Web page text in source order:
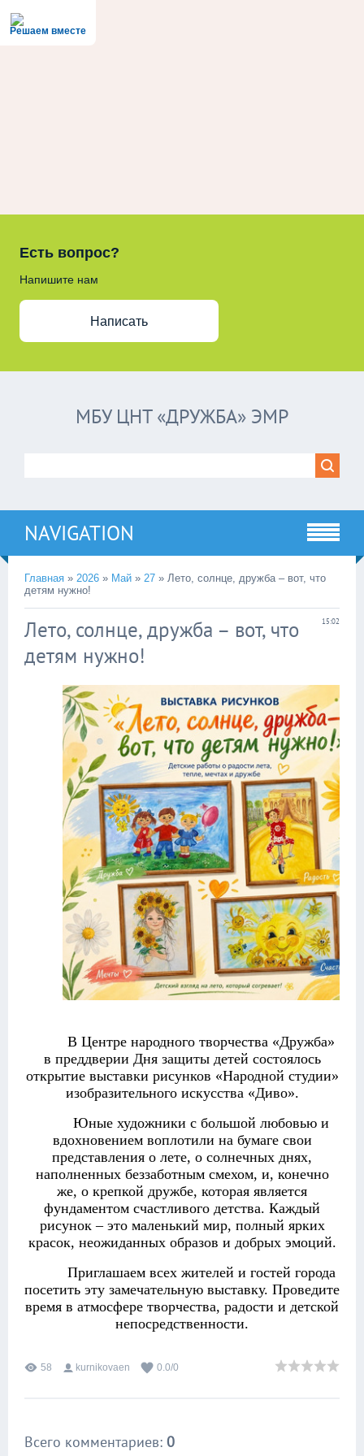
Решаем вместе
Есть вопрос?
Напишите нам
Написать
МБУ ЦНТ «ДРУЖБА» ЭМР
NAVIGATION
Главная » 2026 » Май » 27 » Лето, солнце, дружба – вот, что
детям нужно!
15:02
Лето, солнце, дружба – вот, что
детям нужно!
В Центре народного творчества «Дружба»
в преддверии Дня защиты детей состоялось
открытие выставки рисунков «Народной студии»
изобразительного искусства «Диво».
Юные художники с большой любовью и
вдохновением воплотили на бумаге свои
представления о лете, о солнечных днях,
наполненных беззаботным смехом, и, конечно
же, о крепкой дружбе, которая является
фундаментом счастливого детства. Каждый
рисунок – это маленький мир, полный ярких
красок, неожиданных образов и добрых эмоций.
Приглашаем всех жителей и гостей города
посетить эту замечательную выставку. Проведите
время в атмосфере творчества, радости и детской
непосредственности.
58 kurnikovaen 0.0/0
Всего комментариев: 0